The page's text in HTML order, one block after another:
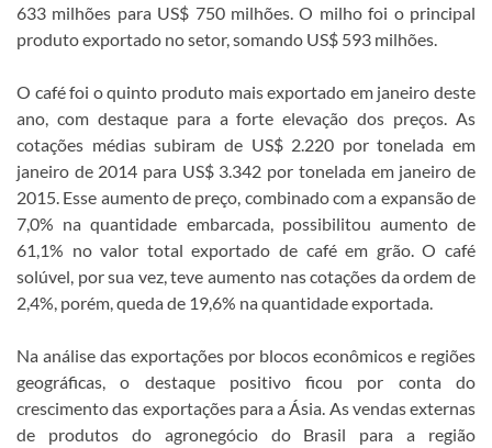
633 milhões para US$ 750 milhões. O milho foi o principal
produto exportado no setor, somando US$ 593 milhões.
O café foi o quinto produto mais exportado em janeiro deste
ano, com destaque para a forte elevação dos preços. As
cotações médias subiram de US$ 2.220 por tonelada em
janeiro de 2014 para US$ 3.342 por tonelada em janeiro de
2015. Esse aumento de preço, combinado com a expansão de
7,0% na quantidade embarcada, possibilitou aumento de
61,1% no valor total exportado de café em grão. O café
solúvel, por sua vez, teve aumento nas cotações da ordem de
2,4%, porém, queda de 19,6% na quantidade exportada.
Na análise das exportações por blocos econômicos e regiões
geográficas, o destaque positivo ficou por conta do
crescimento das exportações para a Ásia. As vendas externas
de produtos do agronegócio do Brasil para a região